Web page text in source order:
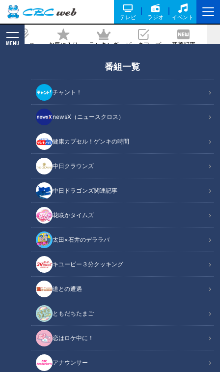
テレビ ラジオ イベント
ニュース お気に入り ランキング ピックアップ 新着記事
MENU
番組一覧
チャント！
newsX（ニュースクロス）
健康カプセル！ゲンキの時間
中日クラウンズ
中日ドラゴンズ関連記事
花咲かタイムズ
太田×石井のデララバ
キユーピー３分クッキング
道との遭遇
ともだちたまご
恋はロケ中に！
アナウンサー
の他に“珍魚”も…三重県大紀町に漁師直
営の釣り堀「日の丸水産」がオープン
2025/11/13 06:03
CBCテレビ「チャント！」
チャント！
「よしお兄さんのもっと“みえ”推し！」記事
10月11日、三重県大紀町にオープンしたばかりの釣り堀「日の
丸水産」。漁師直営の釣り堀で、マダイやブリといった定番の
魚から、エイやサメ、珍しい魚まで釣れる“多様性生簀”が話題
を呼んでいます。そこで今回は、何が釣れるかわからないドキ